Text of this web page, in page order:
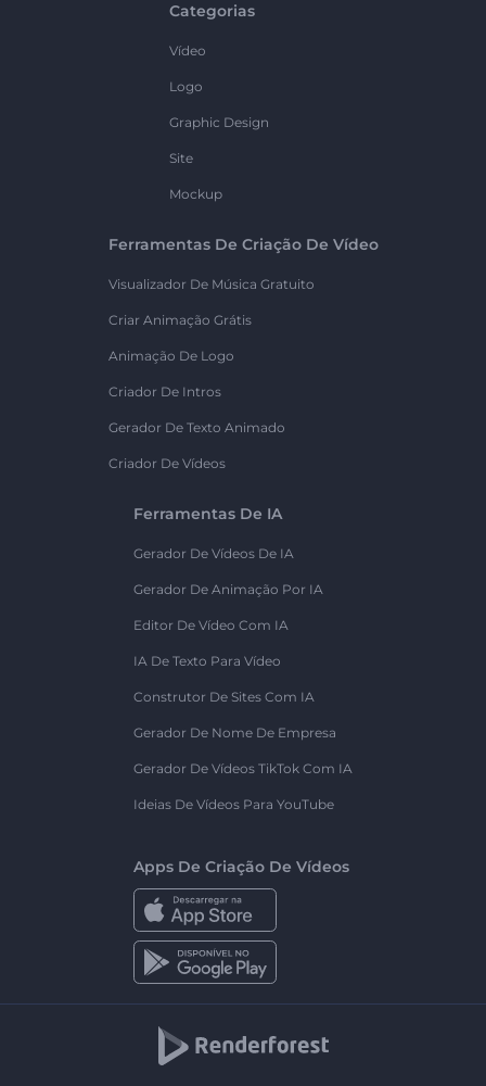
Categorias
Vídeo
Logo
Graphic Design
Site
Mockup
Ferramentas De Criação De Vídeo
Visualizador De Música Gratuito
Criar Animação Grátis
Animação De Logo
Criador De Intros
Gerador De Texto Animado
Criador De Vídeos
Ferramentas De IA
Gerador De Vídeos De IA
Gerador De Animação Por IA
Editor De Vídeo Com IA
IA De Texto Para Vídeo
Construtor De Sites Com IA
Gerador De Nome De Empresa
Gerador De Vídeos TikTok Com IA
Ideias De Vídeos Para YouTube
Apps De Criação De Vídeos